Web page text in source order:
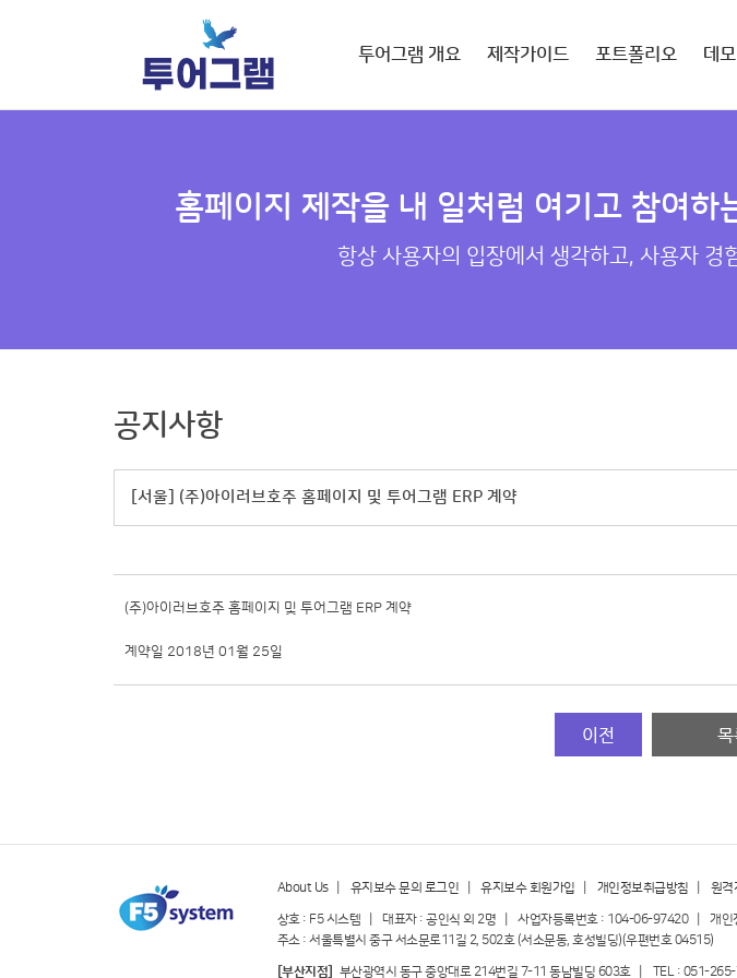
투어그램 개요 제작가이드 포트폴리오 데
홈페이지 제작을 내 일처럼 여기고 참여
항상 사용자의 입장에서 생각하고, 사용자
공지사항
[서울] (주)아이러브호주 홈페이지 및 투어그램 ERP 계약
(주)아이러브호주 홈페이지 및 투어그램 ERP 계약
계약일 2018년 01월 25일
About Us| 유지보수 문의 로그인 유지보수 회원가입 개인정보취급방침 원격
상호 : F5 시스템 | 대표자 : 공인식 외 2명 | 사업자등록번호 : 104-06-97420 | 개
주소 : 서울특별시 중구 서소문로11길 2, 502호 (서소문동, 호성빌딩)(우편번호 04515)
[부산지점] 부산광역시 동구 중앙대로 214번길 7-11 동남빌딩 603호 | TEL : 051-